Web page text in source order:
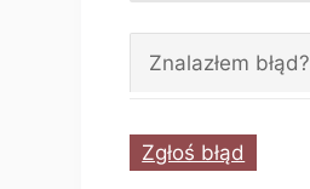
Znalazłem błąd?
Zgłoś błąd